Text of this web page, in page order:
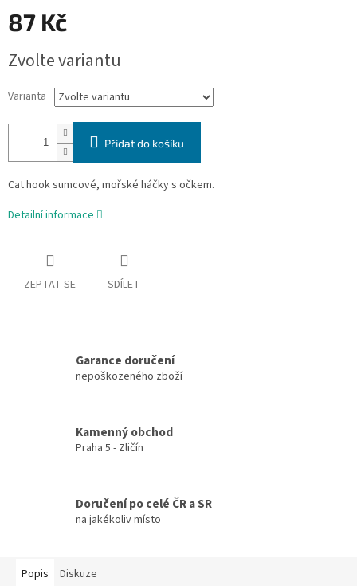
87 Kč
cena:
Zvolte variantu
Varianta
Přidat do košíku
Cat hook sumcové, mořské háčky s očkem.
Detailní informace
ZEPTAT SE SDÍLET
Garance doručení
nepoškozeného zboží
Kamenný obchod
Praha 5 - Zličín
Doručení po celé ČR a SR
na jakékoliv místo
Popis Diskuze